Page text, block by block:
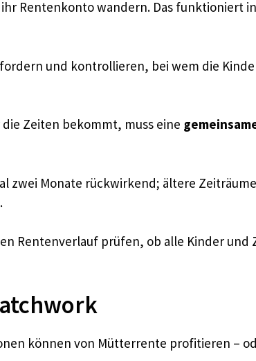
Rentenkonto wandern. Das funktioniert
und kontrollieren, bei wem die
Zeiten bekommt, muss eine
zwei Monate rückwirkend; ältere
Rentenverlauf prüfen, ob alle Kinder
können von Mütterrente profitieren –